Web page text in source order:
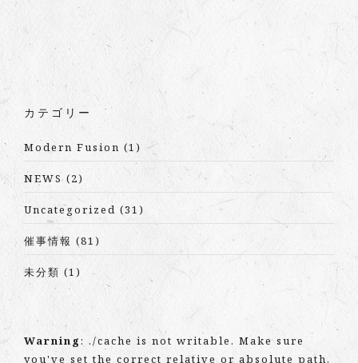
カテゴリー
Modern Fusion (1)
NEWS(2)
Uncategorized (31)
催事情報 (81)
未分類 (1)
Warning: ./cache is not writable. Make sure
you've set the correct relative or absolute path,